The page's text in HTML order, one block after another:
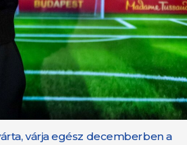
várja egész decemberben a